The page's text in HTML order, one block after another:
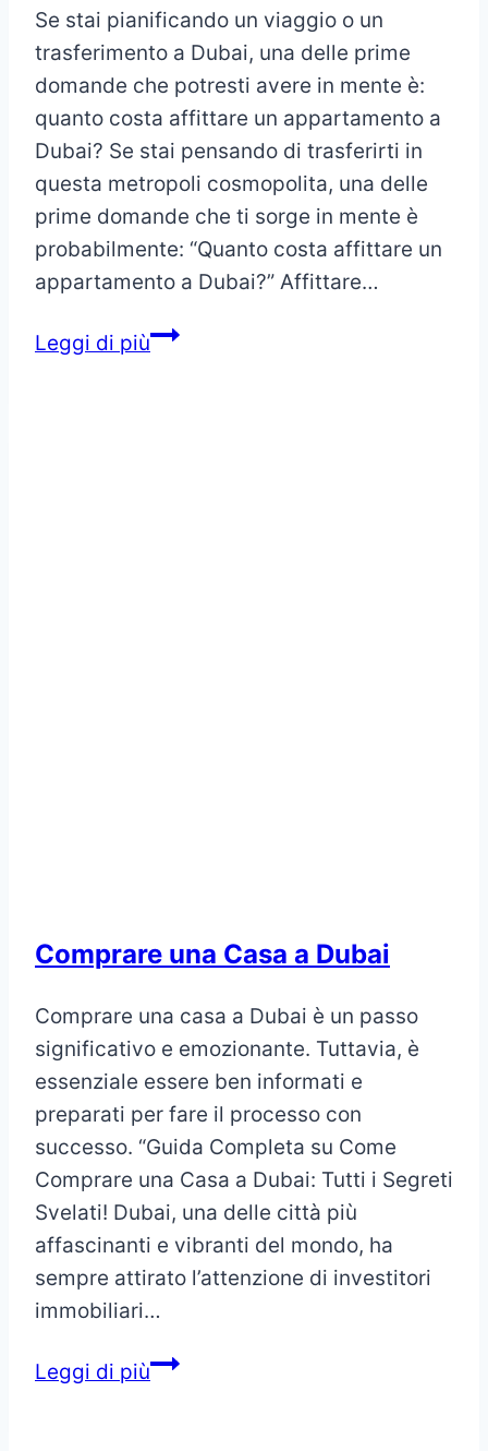
Se stai pianificando un viaggio o un
trasferimento a Dubai, una delle prime
domande che potresti avere in mente è:
quanto costa affittare un appartamento a
Dubai? Se stai pensando di trasferirti in
questa metropoli cosmopolita, una delle
prime domande che ti sorge in mente è
probabilmente: “Quanto costa affittare un
appartamento a Dubai?” Affittare…
Leggi di piùAffittare
Comprare una Casa a Dubai
Comprare una casa a Dubai è un passo
significativo e emozionante. Tuttavia, è
essenziale essere ben informati e
preparati per fare il processo con
successo. “Guida Completa su Come
Comprare una Casa a Dubai: Tutti i Segreti
Svelati! Dubai, una delle città più
affascinanti e vibranti del mondo, ha
sempre attirato l’attenzione di investitori
immobiliari…
Leggi di piùComprare